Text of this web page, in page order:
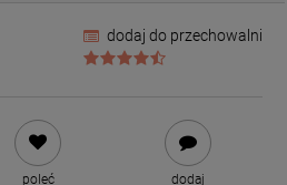
dodaj do przechowalni
poleć
dodaj